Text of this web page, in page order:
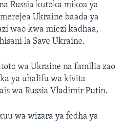
Russia kutoka mikoa ya
Ukraine baada ya
wao kwa miezi kadhaa,
la Save Ukraine.
wa Ukraine na familia zao
ya uhalifu wa kivita
wa Russia Vladimir Putin.
wa wizara ya fedha ya